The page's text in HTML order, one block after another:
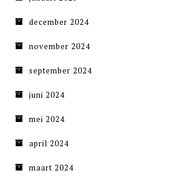
december 2024
november 2024
september 2024
juni 2024
mei 2024
april 2024
maart 2024